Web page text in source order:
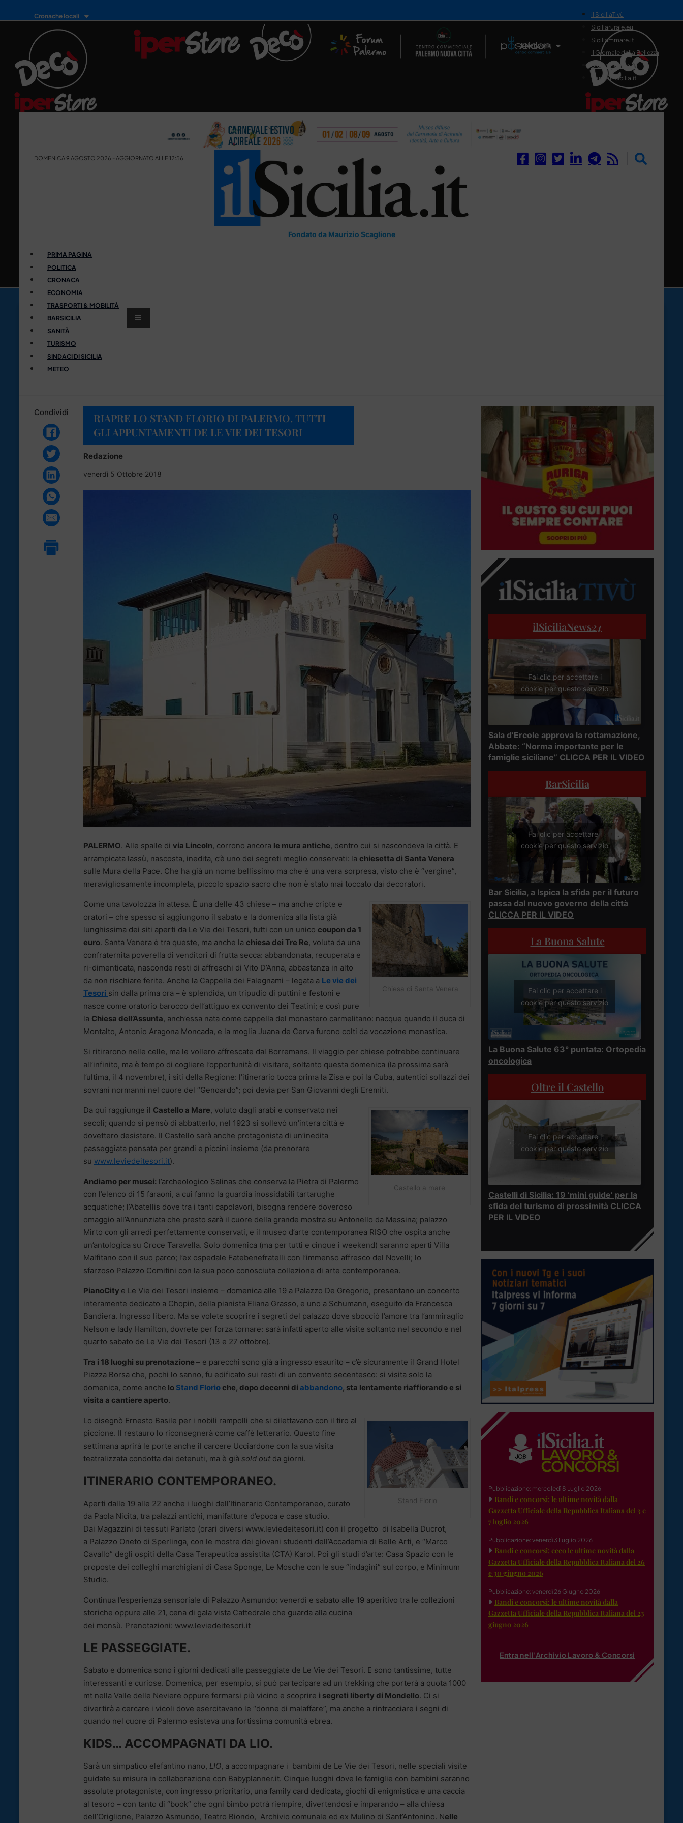
Cronache locali
Il Network
il SiciliaTivù
Siciliarurale.eu
Siciliammare.it
Il Giornale della Bellezza
Siciliamedica.it
Sanitainsicilia.it
DOMENICA 9 AGOSTO 2026 - AGGIORNATO ALLE 12:56
Fondato da Maurizio Scaglione
PRIMA PAGINA
POLITICA
CRONACA
ECONOMIA
TRASPORTI & MOBILITÀ
BARSICILIA
SANITÀ
TURISMO
SINDACI DI SICILIA
METEO
Condividi
RIAPRE LO STAND FLORIO DI PALERMO. TUTTI
GLI APPUNTAMENTI DE LE VIE DEI TESORI
Redazione
venerdì 5 Ottobre 2018
PALERMO. Alle spalle di via Lincoln, corrono ancora le mura antiche, dentro cui si nascondeva la città. E
arrampicata lassù, nascosta, inedita, c’è uno dei segreti meglio conservati: la chiesetta di Santa Venera
sulle Mura della Pace. Che ha già un nome bellissimo ma che è una vera sorpresa, visto che è “vergine”,
meravigliosamente incompleta, piccolo spazio sacro che non è stato mai toccato dai decoratori.
Chiesa di Santa Venera
Come una tavolozza in attesa. È una delle 43 chiese – ma anche cripte e
oratori – che spesso si aggiungono il sabato e la domenica alla lista già
lunghissima dei siti aperti da Le Vie dei Tesori, tutti con un unico coupon da 1
euro. Santa Venera è tra queste, ma anche la chiesa dei Tre Re, voluta da una
confraternita poverella di venditori di frutta secca: abbandonata, recuperata e
ri-dimenticata, nasconde resti di affreschi di Vito D’Anna, abbastanza in alto
da non rischiare ferite. Anche la Cappella dei Falegnami – legata a Le vie dei
Tesori sin dalla prima ora – è splendida, un tripudio di puttini e festoni e
nasce come oratorio barocco dell’attiguo ex convento dei Teatini; e così pure
la Chiesa dell’Assunta, anch’essa nata come cappella del monastero carmelitano: nacque quando il duca di
Montalto, Antonio Aragona Moncada, e la moglia Juana de Cerva furono colti da vocazione monastica.
Si ritirarono nelle celle, ma le vollero affrescate dal Borremans. Il viaggio per chiese potrebbe continuare
all’infinito, ma è tempo di cogliere l’opportunità di visitare, soltanto questa domenica (la prossima sarà
l’ultima, il 4 novembre), i siti della Regione: l’itinerario tocca prima la Zisa e poi la Cuba, autentici sollazzi dei
sovrani normanni nel cuore del “Genoardo”; poi devia per San Giovanni degli Eremiti.
Castello a mare
Da qui raggiunge il Castello a Mare, voluto dagli arabi e conservato nei
secoli; quando si pensò di abbatterlo, nel 1923 si sollevò un’intera città e
dovettero desistere. Il Castello sarà anche protagonista di un’inedita
passeggiata pensata per grandi e piccini insieme (da prenorare
su www.leviedeitesori.it).
Andiamo per musei: l’archeologico Salinas che conserva la Pietra di Palermo
con l’elenco di 15 faraoni, a cui fanno la guardia inossidabili tartarughe
acquatiche; l’Abatellis dove tra i tanti capolavori, bisogna rendere doveroso
omaggio all’Annunziata che presto sarà il cuore della grande mostra su Antonello da Messina; palazzo
Mirto con gli arredi perfettamente conservati, e il museo d’arte contemporanea RISO che ospita anche
un’antologica su Croce Taravella. Solo domenica (ma per tutti e cinque i weekend) saranno aperti Villa
Malfitano con il suo parco; l’ex ospedale Fatebenefratelli con l’immenso affresco del Novelli; lo
sfarzoso Palazzo Comitini con la sua poco conosciuta collezione di arte contemporanea.
PianoCity e Le Vie dei Tesori insieme – domenica alle 19 a Palazzo De Gregorio, presentano un concerto
interamente dedicato a Chopin, della pianista Eliana Grasso, e uno a Schumann, eseguito da Francesca
Bandiera. Ingresso libero. Ma se volete scoprire i segreti del palazzo dove sbocciò l’amore tra l’ammiraglio
Nelson e lady Hamilton, dovrete per forza tornare: sarà infatti aperto alle visite soltanto nel secondo e nel
quarto sabato de Le Vie dei Tesori (13 e 27 ottobre).
Tra i 18 luoghi su prenotazione – e parecchi sono già a ingresso esaurito – c’è sicuramente il Grand Hotel
Piazza Borsa che, pochi lo sanno, fu edificato sui resti di un convento secentesco: si visita solo la
domenica, come anche lo Stand Florio che, dopo decenni di abbandono, sta lentamente riaffiorando e si
visita a cantiere aperto.
Stand Florio
Lo disegnò Ernesto Basile per i nobili rampolli che si dilettavano con il tiro al
piccione. Il restauro lo riconsegnerà come caffè letterario. Questo fine
settimana aprirà le porte anche il carcere Ucciardone con la sua visita
teatralizzata condotta dai detenuti, ma è già sold out da giorni.
ITINERARIO CONTEMPORANEO.
Aperti dalle 19 alle 22 anche i luoghi dell’Itinerario Contemporaneo, curato
da Paola Nicita, tra palazzi antichi, manifatture d’epoca e case studio.
Dai Magazzini di tessuti Parlato (orari diversi www.leviedeitesori.it) con il progetto di Isabella Ducrot,
a Palazzo Oneto di Sperlinga, con le mostre dei giovani studenti dell’Accademia di Belle Arti, e “Marco
Cavallo” degli ospiti della Casa Terapeutica assistita (CTA) Karol. Poi gli studi d’arte: Casa Spazio con le
proposte dei colleghi marchigiani di Casa Sponge, Le Mosche con le sue “indagini” sul corpo, e Minimum
Studio.
Continua l’esperienza sensoriale di Palazzo Asmundo: venerdì e sabato alle 19 aperitivo tra le collezioni
storiche oppure alle 21, cena di gala vista Cattedrale che guarda alla cucina
dei monsù. Prenotazioni: www.leviedeitesori.it
LE PASSEGGIATE.
Sabato e domenica sono i giorni dedicati alle passeggiate de Le Vie dei Tesori. E sono tantissime, tutte
interessanti e curiose. Domenica, per esempio, si può partecipare ad un trekking che porterà a quota 1000
mt nella Valle delle Neviere oppure fermarsi più vicino e scoprire i segreti liberty di Mondello. Ci si
divertirà a cercare i vicoli dove esercitavano le “donne di malaffare”, ma anche a rintracciare i segni di
quando nel cuore di Palermo esisteva una fortissima comunità ebrea.
KIDS… ACCOMPAGNATI DA LIO.
Sarà un simpatico elefantino nano, LIO, a accompagnare i bambini de Le Vie dei Tesori, nelle speciali visite
guidate su misura in collaborazione con Babyplanner.it. Cinque luoghi dove le famiglie con bambini saranno
assolute protagoniste, con ingresso prioritario, una family card dedicata, giochi di enigmistica e una caccia
al tesoro – con tanto di “book” che ogni bimbo potrà riempire, divertendosi e imparando – alla chiesa
dell’Origlione, Palazzo Asmundo, Teatro Biondo, Archivio comunale ed ex Mulino di Sant’Antonino. Nelle
ilSiciliaNews24
Fai clic per accettare i
cookie per questo servizio
Sala d’Ercole approva la rottamazione,
Abbate: “Norma importante per le
famiglie siciliane” CLICCA PER IL VIDEO
BarSicilia
Fai clic per accettare i
cookie per questo servizio
Bar Sicilia, a Ispica la sfida per il futuro
passa dal nuovo governo della città
CLICCA PER IL VIDEO
La Buona Salute
Fai clic per accettare i
cookie per questo servizio
La Buona Salute 63° puntata: Ortopedia
oncologica
Oltre il Castello
Fai clic per accettare i
cookie per questo servizio
Castelli di Sicilia: 19 ‘mini guide’ per la
sfida del turismo di prossimità CLICCA
PER IL VIDEO
Pubblicazione: mercoledì 8 Luglio 2026
Bandi e concorsi: le ultime novità dalla
Gazzetta Ufficiale della Repubblica Italiana del 3 e
7 luglio 2026
Pubblicazione: venerdì 3 Luglio 2026
Bandi e concorsi: ecco le ultime novità dalla
Gazzetta Ufficiale della Repubblica Italiana del 26
e 30 giugno 2026
Pubblicazione: venerdì 26 Giugno 2026
Bandi e concorsi: le ultime novità dalla
Gazzetta Ufficiale della Repubblica Italiana del 23
giugno 2026
Entra nell'Archivio Lavoro & Concorsi